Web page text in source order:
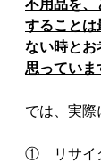
不用品を、
することは
ない時とお
思っていま
では、実際
①    リサイ